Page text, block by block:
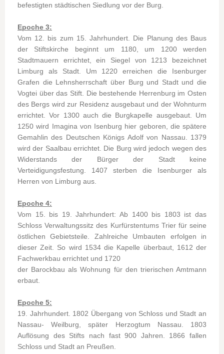
befestigten städtischen Siedlung vor der Burg.
Epoche 3:
Vom 12. bis zum 15. Jahrhundert. Die Planung des Baus
der Stiftskirche beginnt um 1180, um 1200 werden
Stadtmauern errichtet, ein Siegel von 1213 bezeichnet
Limburg als Stadt. Um 1220 erreichen die Isenburger
Grafen die Lehnsherrschaft über Burg und Stadt und die
Vogtei über das Stift. Die bestehende Herrenburg im Osten
des Bergs wird zur Residenz ausgebaut und der Wohnturm
errichtet. Vor 1300 auch die Burgkapelle ausgebaut. Um
1250 wird Imagina von Isenburg hier geboren, die spätere
Gemahlin des Deutschen Königs Adolf von Nassau. 1379
wird der Saalbau errichtet. Die Burg wird jedoch wegen des
Widerstands der Bürger der Stadt keine
Verteidigungsfestung. 1407 sterben die Isenburger als
Herren von Limburg aus.
Epoche 4:
Vom 15. bis 19. Jahrhundert: Ab 1400 bis 1803 ist das
Schloss Verwaltungssitz des Kurfürstentums Trier für seine
östlichen Gebietsteile. Zahlreiche Umbauten erfolgen in
dieser Zeit. So wird 1534 die Kapelle überbaut, 1612 der
Fachwerkbau errichtet und 1720
der Barockbau als Wohnung für den trierischen Amtmann
erbaut.
Epoche 5:
19. Jahrhundert. 1802 Übergang von Schloss und Stadt an
Nassau- Weilburg, später Herzogtum Nassau. 1803
Auflösung des Stifts nach fast 900 Jahren. 1866 fallen
Schloss und Stadt an Preußen.